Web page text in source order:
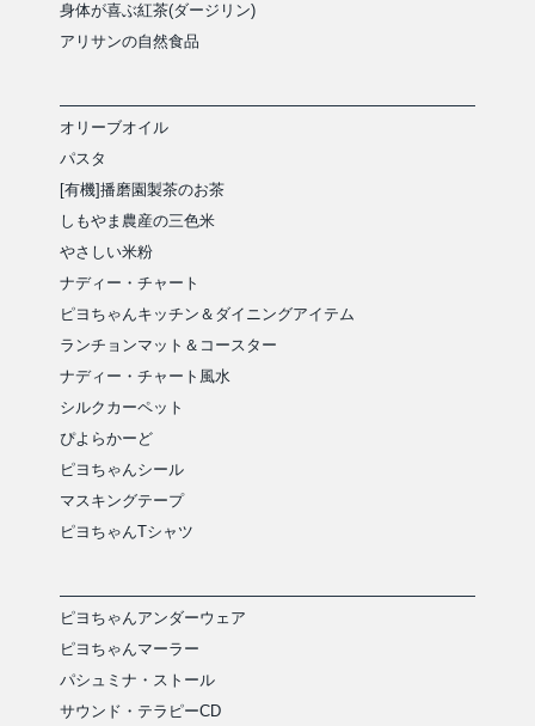
身体が喜ぶ紅茶(ダージリン)
アリサンの自然食品
オリーブオイル
パスタ
[有機]播磨園製茶のお茶
しもやま農産の三色米
やさしい米粉
ナディー・チャート
ピヨちゃんキッチン＆ダイニングアイテム
ランチョンマット＆コースター
ナディー・チャート風水
シルクカーペット
ぴよらかーど
ピヨちゃんシール
マスキングテープ
ピヨちゃんTシャツ
ピヨちゃんアンダーウェア
ピヨちゃんマーラー
パシュミナ・ストール
サウンド・テラピーCD